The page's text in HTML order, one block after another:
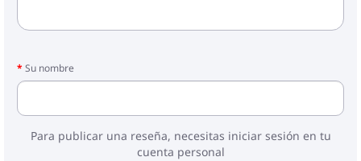
Su nombre
Para publicar una reseña, necesitas iniciar sesión en tu
cuenta personal